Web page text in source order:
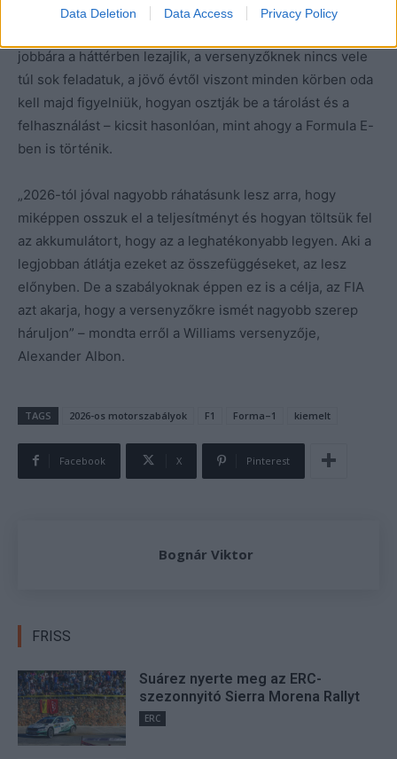
Data Deletion Data Access Privacy Policy
versenyzőknek az autó teljesítményében. A jelenlegi
jobbára a háttérben lezajlik, a versenyzőknek nincs vele
túl sok feladatuk, a jövő évtől viszont minden körben oda
kell majd figyelniük, hogyan osztják be a tárolást és a
felhasználást – kicsit hasonlóan, mint ahogy a Formula E-
ben is történik.
„2026-tól jóval nagyobb ráhatásunk lesz arra, hogy
miképpen osszuk el a teljesítményt és hogyan töltsük fel
az akkumulátort, hogy az a leghatékonyabb legyen. Aki a
legjobban átlátja ezeket az összefüggéseket, az lesz
előnyben. De a szabályoknak éppen ez is a célja, az FIA
azt akarja, hogy a versenyzőkre ismét nagyobb szerep
háruljon” – mondta erről a Williams versenyzője,
Alexander Albon.
TAGS 2026-os motorszabályok F1 Forma–1 kiemelt
Facebook X Pinterest
Bognár Viktor
FRISS
Suárez nyerte meg az ERC-
szezonnyitó Sierra Morena Rallyt
ERC